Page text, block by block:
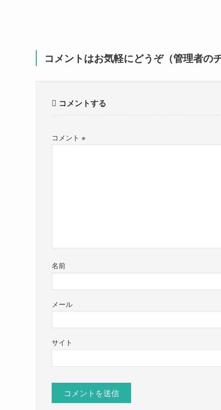
コメントはお気軽にどうぞ（管理者の
コメントする
コメント ※
名前
メール
サイト